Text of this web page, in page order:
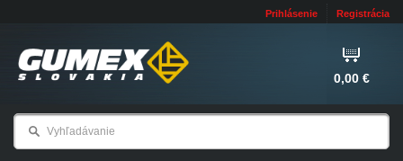
Prihlásenie Registrácia
0,00 €